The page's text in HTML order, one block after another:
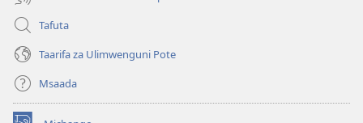
Tafuta
Taarifa za Ulimwenguni Pote
Msaada